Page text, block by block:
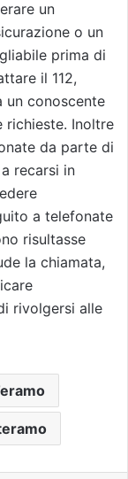
un
o un
prima di
il 112,
un conoscente
richieste. Inoltre
da parte di
recarsi in
a telefonate
risultasse
la chiamata,
rivolgersi alle